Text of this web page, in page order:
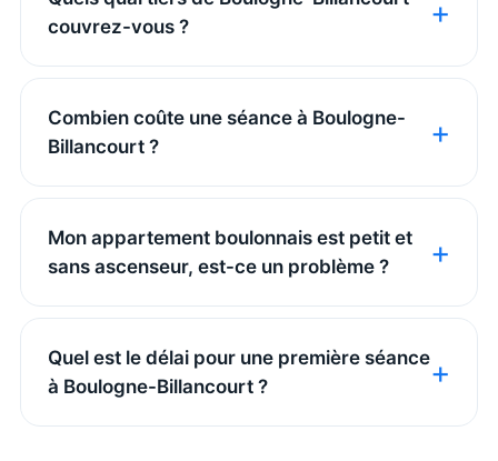
couvrez-vous ?
Combien coûte une séance à Boulogne-
Billancourt ?
Mon appartement boulonnais est petit et
sans ascenseur, est-ce un problème ?
Quel est le délai pour une première séance
à Boulogne-Billancourt ?